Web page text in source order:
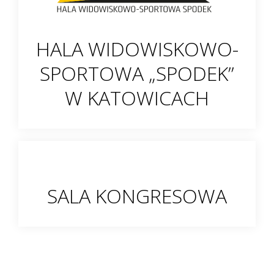
HALA WIDOWISKOWO-
SPORTOWA „SPODEK”
W KATOWICACH
SALA KONGRESOWA